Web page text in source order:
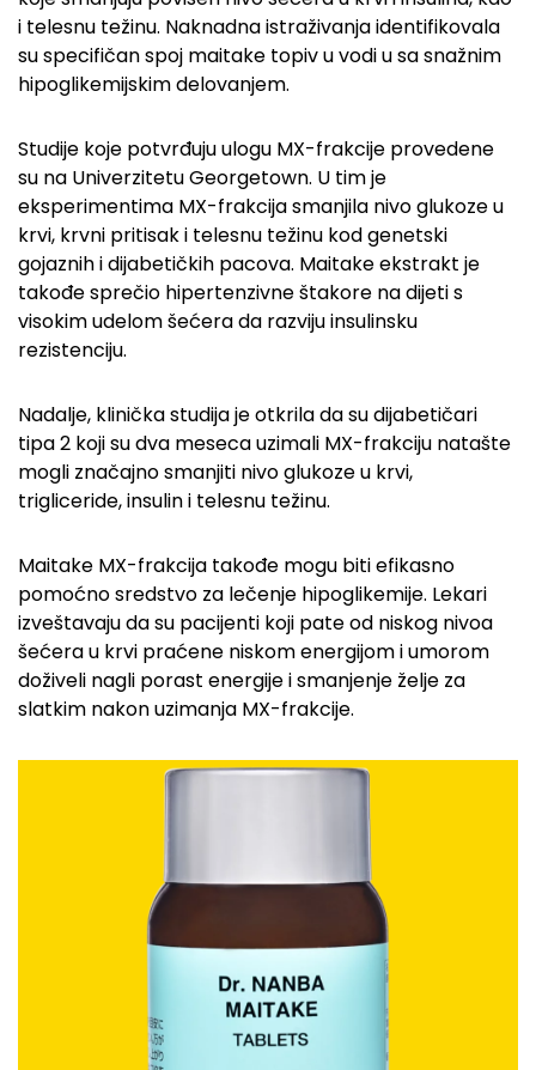
i telesnu težinu. Naknadna istraživanja identifikovala
su specifičan spoj maitake topiv u vodi u sa snažnim
hipoglikemijskim delovanjem.
Studije koje potvrđuju ulogu MX-frakcije provedene
su na Univerzitetu Georgetown. U tim je
eksperimentima MX-frakcija smanjila nivo glukoze u
krvi, krvni pritisak i telesnu težinu kod genetski
gojaznih i dijabetičkih pacova. Maitake ekstrakt je
takođe sprečio hipertenzivne štakore na dijeti s
visokim udelom šećera da razviju insulinsku
rezistenciju.
Nadalje, klinička studija je otkrila da su dijabetičari
tipa 2 koji su dva meseca uzimali MX-frakciju natašte
mogli značajno smanjiti nivo glukoze u krvi,
trigliceride, insulin i telesnu težinu.
Maitake MX-frakcija takođe mogu biti efikasno
pomoćno sredstvo za lečenje hipoglikemije. Lekari
izveštavaju da su pacijenti koji pate od niskog nivoa
šećera u krvi praćene niskom energijom i umorom
doživeli nagli porast energije i smanjenje želje za
slatkim nakon uzimanja MX-frakcije.